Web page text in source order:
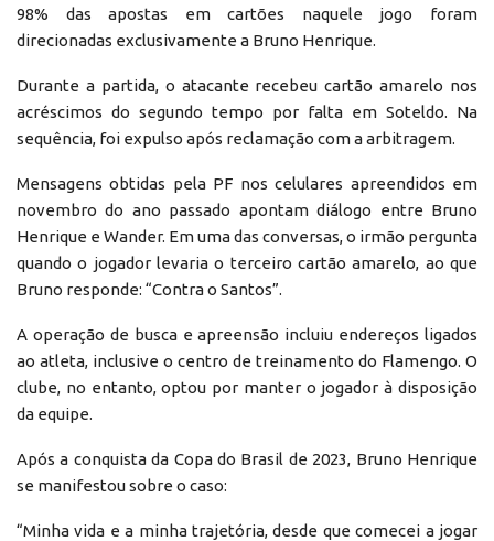
98% das apostas em cartões naquele jogo foram
direcionadas exclusivamente a Bruno Henrique.
Durante a partida, o atacante recebeu cartão amarelo nos
acréscimos do segundo tempo por falta em Soteldo. Na
sequência, foi expulso após reclamação com a arbitragem.
Mensagens obtidas pela PF nos celulares apreendidos em
novembro do ano passado apontam diálogo entre Bruno
Henrique e Wander. Em uma das conversas, o irmão pergunta
quando o jogador levaria o terceiro cartão amarelo, ao que
Bruno responde: “Contra o Santos”.
A operação de busca e apreensão incluiu endereços ligados
ao atleta, inclusive o centro de treinamento do Flamengo. O
clube, no entanto, optou por manter o jogador à disposição
da equipe.
Após a conquista da Copa do Brasil de 2023, Bruno Henrique
se manifestou sobre o caso:
“Minha vida e a minha trajetória, desde que comecei a jogar